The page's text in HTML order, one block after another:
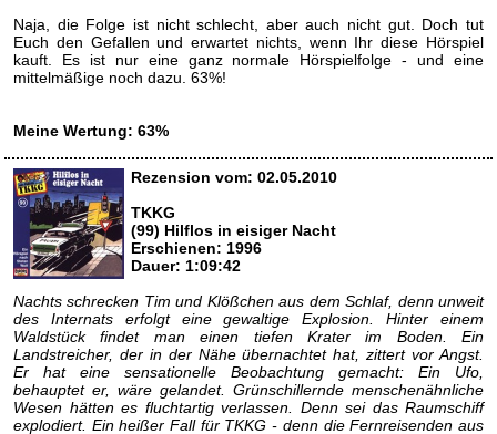
Naja, die Folge ist nicht schlecht, aber auch nicht gut. Doch tut
Euch den Gefallen und erwartet nichts, wenn Ihr diese Hörspiel
kauft. Es ist nur eine ganz normale Hörspielfolge - und eine
mittelmäßige noch dazu. 63%!
Meine Wertung: 63%
Rezension vom: 02.05.2010
TKKG
(99) Hilflos in eisiger Nacht
Erschienen: 1996
Dauer: 1:09:42
Nachts schrecken Tim und Klößchen aus dem Schlaf, denn unweit
des Internats erfolgt eine gewaltige Explosion. Hinter einem
Waldstück findet man einen tiefen Krater im Boden. Ein
Landstreicher, der in der Nähe übernachtet hat, zittert vor Angst.
Er hat eine sensationelle Beobachtung gemacht: Ein Ufo,
behauptet er, wäre gelandet. Grünschillernde menschenähnliche
Wesen hätten es fluchtartig verlassen. Denn sei das Raumschiff
explodiert. Ein heißer Fall für TKKG - denn die Fernreisenden aus